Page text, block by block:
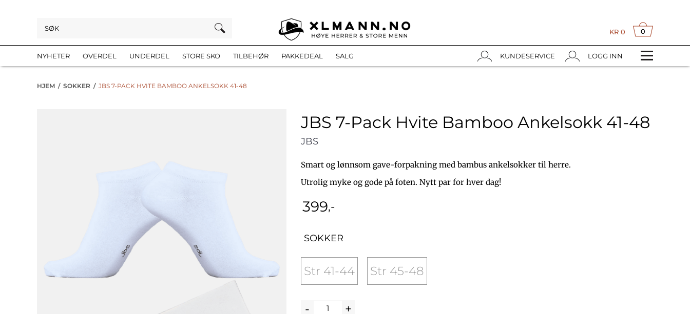
0
KR 0
NYHETER OVERDEL UNDERDEL STORE SKO TILBEHØR PAKKEDEAL SALG LOGG INN
KUNDESERVICE
HJEM / SOKKER / JBS 7-PACK HVITE BAMBOO ANKELSOKK 41-48
JBS 7-Pack Hvite Bamboo Ankelsokk 41-48
JBS
Smart og lønnsom gave-forpakning med bambus ankelsokker til herre.
Utrolig myke og gode på foten. Nytt par for hver dag!
399,-
SOKKER
Str 41-44 Str 45-48